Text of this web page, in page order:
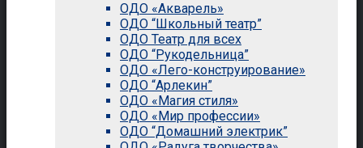
ОДО «Акварель»
ОДО “Школьный театр”
ОДО Театр для всех
ОДО “Рукодельница”
ОДО «Лего-конструирование»
ОДО “Арлекин”
ОДО «Магия стиля»
ОДО «Мир профессии»
ОДО “Домашний электрик”